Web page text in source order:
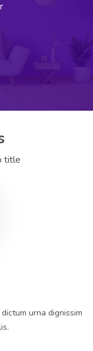
title
urna dignissim